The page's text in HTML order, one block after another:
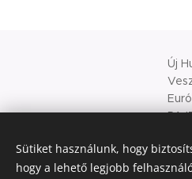
Új
©
Sütiket használunk, hogy
hogy a lehető legjobb